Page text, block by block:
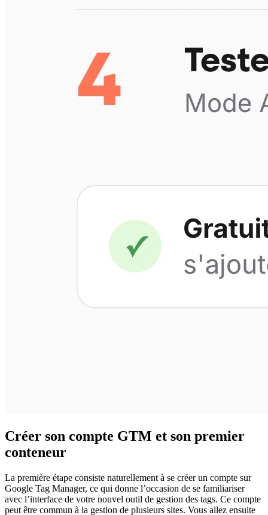
Créer son compte GTM et son premier
conteneur
La première étape consiste naturellement à se créer un compte sur
Google Tag Manager, ce qui donne l’occasion de se familiariser
avec l’interface de votre nouvel outil de gestion des tags. Ce compte
peut être commun à la gestion de plusieurs sites. Vous allez ensuite